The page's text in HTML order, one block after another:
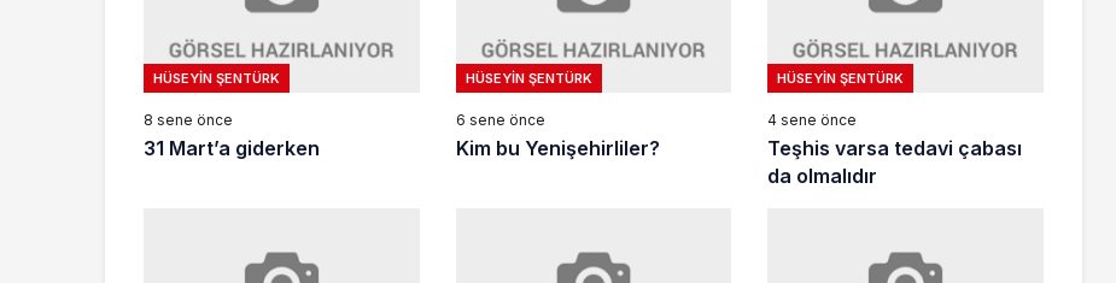
HÜSEYIN ŞENTÜRK
8 sene önce
31 Mart’a giderken
HÜSEYIN ŞENTÜRK
6 sene önce
Kim bu Yenişehirliler?
HÜSEYIN ŞENTÜRK
4 sene önce
Teşhis varsa tedavi çabası
da olmalıdır